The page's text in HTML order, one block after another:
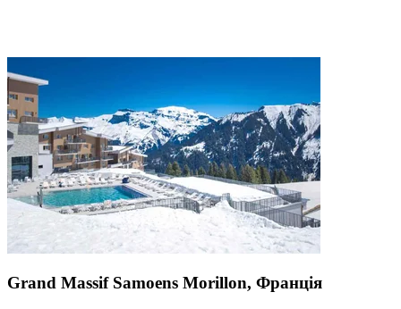
Grand Massif Samoens Morillon, Франція